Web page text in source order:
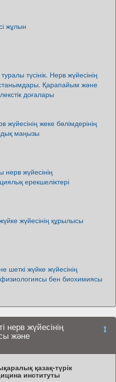
жұлын
түсінік. Нерв жүйесінің
Қарапайым және
доғалары
жүйесінің жеке бөлімдерінің
маңызы
нерв жүйесінің
ерекшеліктері
жүйесінің құрылысы
шеткі жүйке жүйесінің
бен биохимиясы
нерв жүйесінің
және
қазақ-түрік
институты